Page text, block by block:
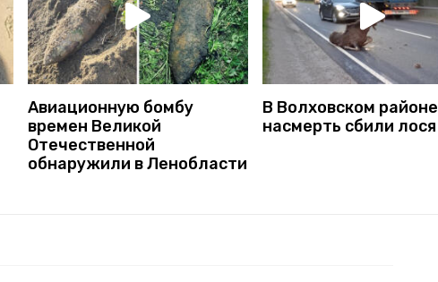
Авиационную бомбу
времен Великой
Отечественной
обнаружили в Ленобласти
В Волховском районе
насмерть сбили лося